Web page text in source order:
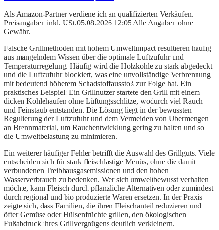
Als Amazon-Partner verdiene ich an qualifizierten Verkäufen.
Preisangaben inkl. USt.05.08.2026 12:05 Alle Angaben ohne
Gewähr.
Falsche Grillmethoden mit hohem Umweltimpact resultieren häufig
aus mangelndem Wissen über die optimale Luftzufuhr und
Temperaturregelung. Häufig wird die Holzkohle zu stark abgedeckt
und die Luftzufuhr blockiert, was eine unvollständige Verbrennung
mit bedeutend höherem Schadstoffausstoß zur Folge hat. Ein
praktisches Beispiel: Ein Grillnutzer startete den Grill mit einem
dicken Kohlehaufen ohne Lüftungsschlitze, wodurch viel Rauch
und Feinstaub entstanden. Die Lösung liegt in der bewussten
Regulierung der Luftzufuhr und dem Vermeiden von Übermengen
an Brennmaterial, um Rauchentwicklung gering zu halten und so
die Umweltbelastung zu minimieren.
Ein weiterer häufiger Fehler betrifft die Auswahl des Grillguts. Viele
entscheiden sich für stark fleischlastige Menüs, ohne die damit
verbundenen Treibhausgasemissionen und den hohen
Wasserverbrauch zu bedenken. Wer sich umweltbewusst verhalten
möchte, kann Fleisch durch pflanzliche Alternativen oder zumindest
durch regional und bio produzierte Waren ersetzen. In der Praxis
zeigte sich, dass Familien, die ihren Fleischanteil reduzieren und
öfter Gemüse oder Hülsenfrüchte grillen, den ökologischen
Fußabdruck ihres Grillvergnügens deutlich verkleinern.